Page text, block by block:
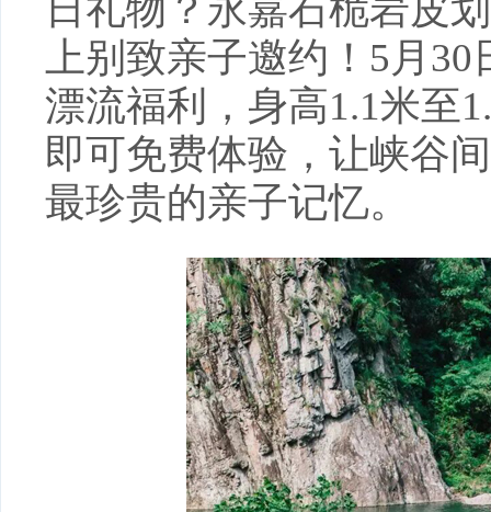
日礼物？永嘉石桅岩皮
上别致亲子邀约！5月
漂流福利，身高1.1米至
即可免费体验，让峡谷
最珍贵的亲子记忆。